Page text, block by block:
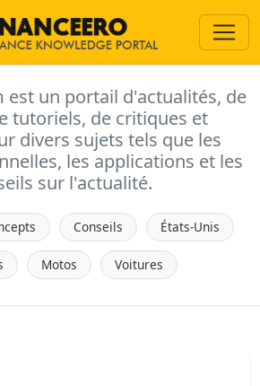
est un portail d'actualités, de
tutoriels, de critiques et
divers sujets tels que les
les applications et les
sur l'actualité.
Conseils États-Unis
Motos Voitures